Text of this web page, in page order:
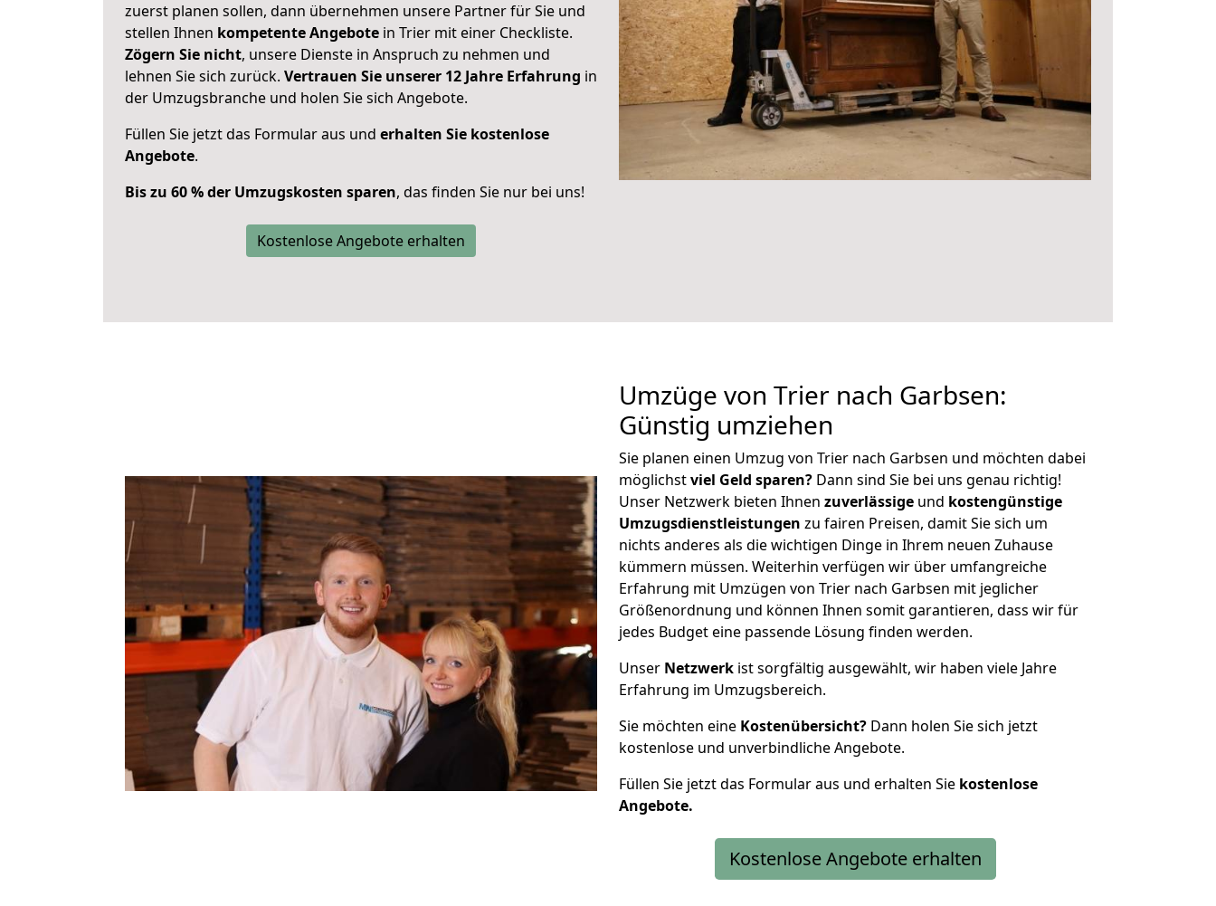
zuerst planen sollen, dann übernehmen unsere Partner für Sie und
stellen Ihnen kompetente Angebote in Trier mit einer Checkliste.
Zögern Sie nicht, unsere Dienste in Anspruch zu nehmen und
lehnen Sie sich zurück. Vertrauen Sie unserer 12 Jahre Erfahrung in
der Umzugsbranche und holen Sie sich Angebote.
Füllen Sie jetzt das Formular aus und erhalten Sie kostenlose
Angebote.
Bis zu 60 % der Umzugskosten sparen, das finden Sie nur bei uns!
Kostenlose Angebote erhalten
Umzüge von Trier nach Garbsen:
Günstig umziehen
Sie planen einen Umzug von Trier nach Garbsen und möchten dabei
möglichstviel Geld sparen? Dann sind Sie bei uns genau richtig!
Unser Netzwerk bieten Ihnen zuverlässige und kostengünstige
Umzugsdienstleistungen zu fairen Preisen, damit Sie sich um
nichts anderes als die wichtigen Dinge in Ihrem neuen Zuhause
kümmern müssen. Weiterhin verfügen wir über umfangreiche
Erfahrung mit Umzügen von Trier nach Garbsen mit jeglicher
Größenordnung und können Ihnen somit garantieren, dass wir für
jedes Budget eine passende Lösung finden werden.
Unser Netzwerk ist sorgfältig ausgewählt, wir haben viele Jahre
Erfahrung im Umzugsbereich.
Sie möchten eine Kostenübersicht? Dann holen Sie sich jetzt
kostenlose und unverbindliche Angebote.
Füllen Sie jetzt das Formular aus und erhalten Sie kostenlose
Angebote.
Kostenlose Angebote erhalten